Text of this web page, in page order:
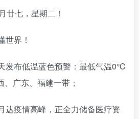
廿七，星期二！
世界！
发布低温蓝色预警：最低气温0℃
广东、福建一带；
达疫情高峰，正全力储备医疗资